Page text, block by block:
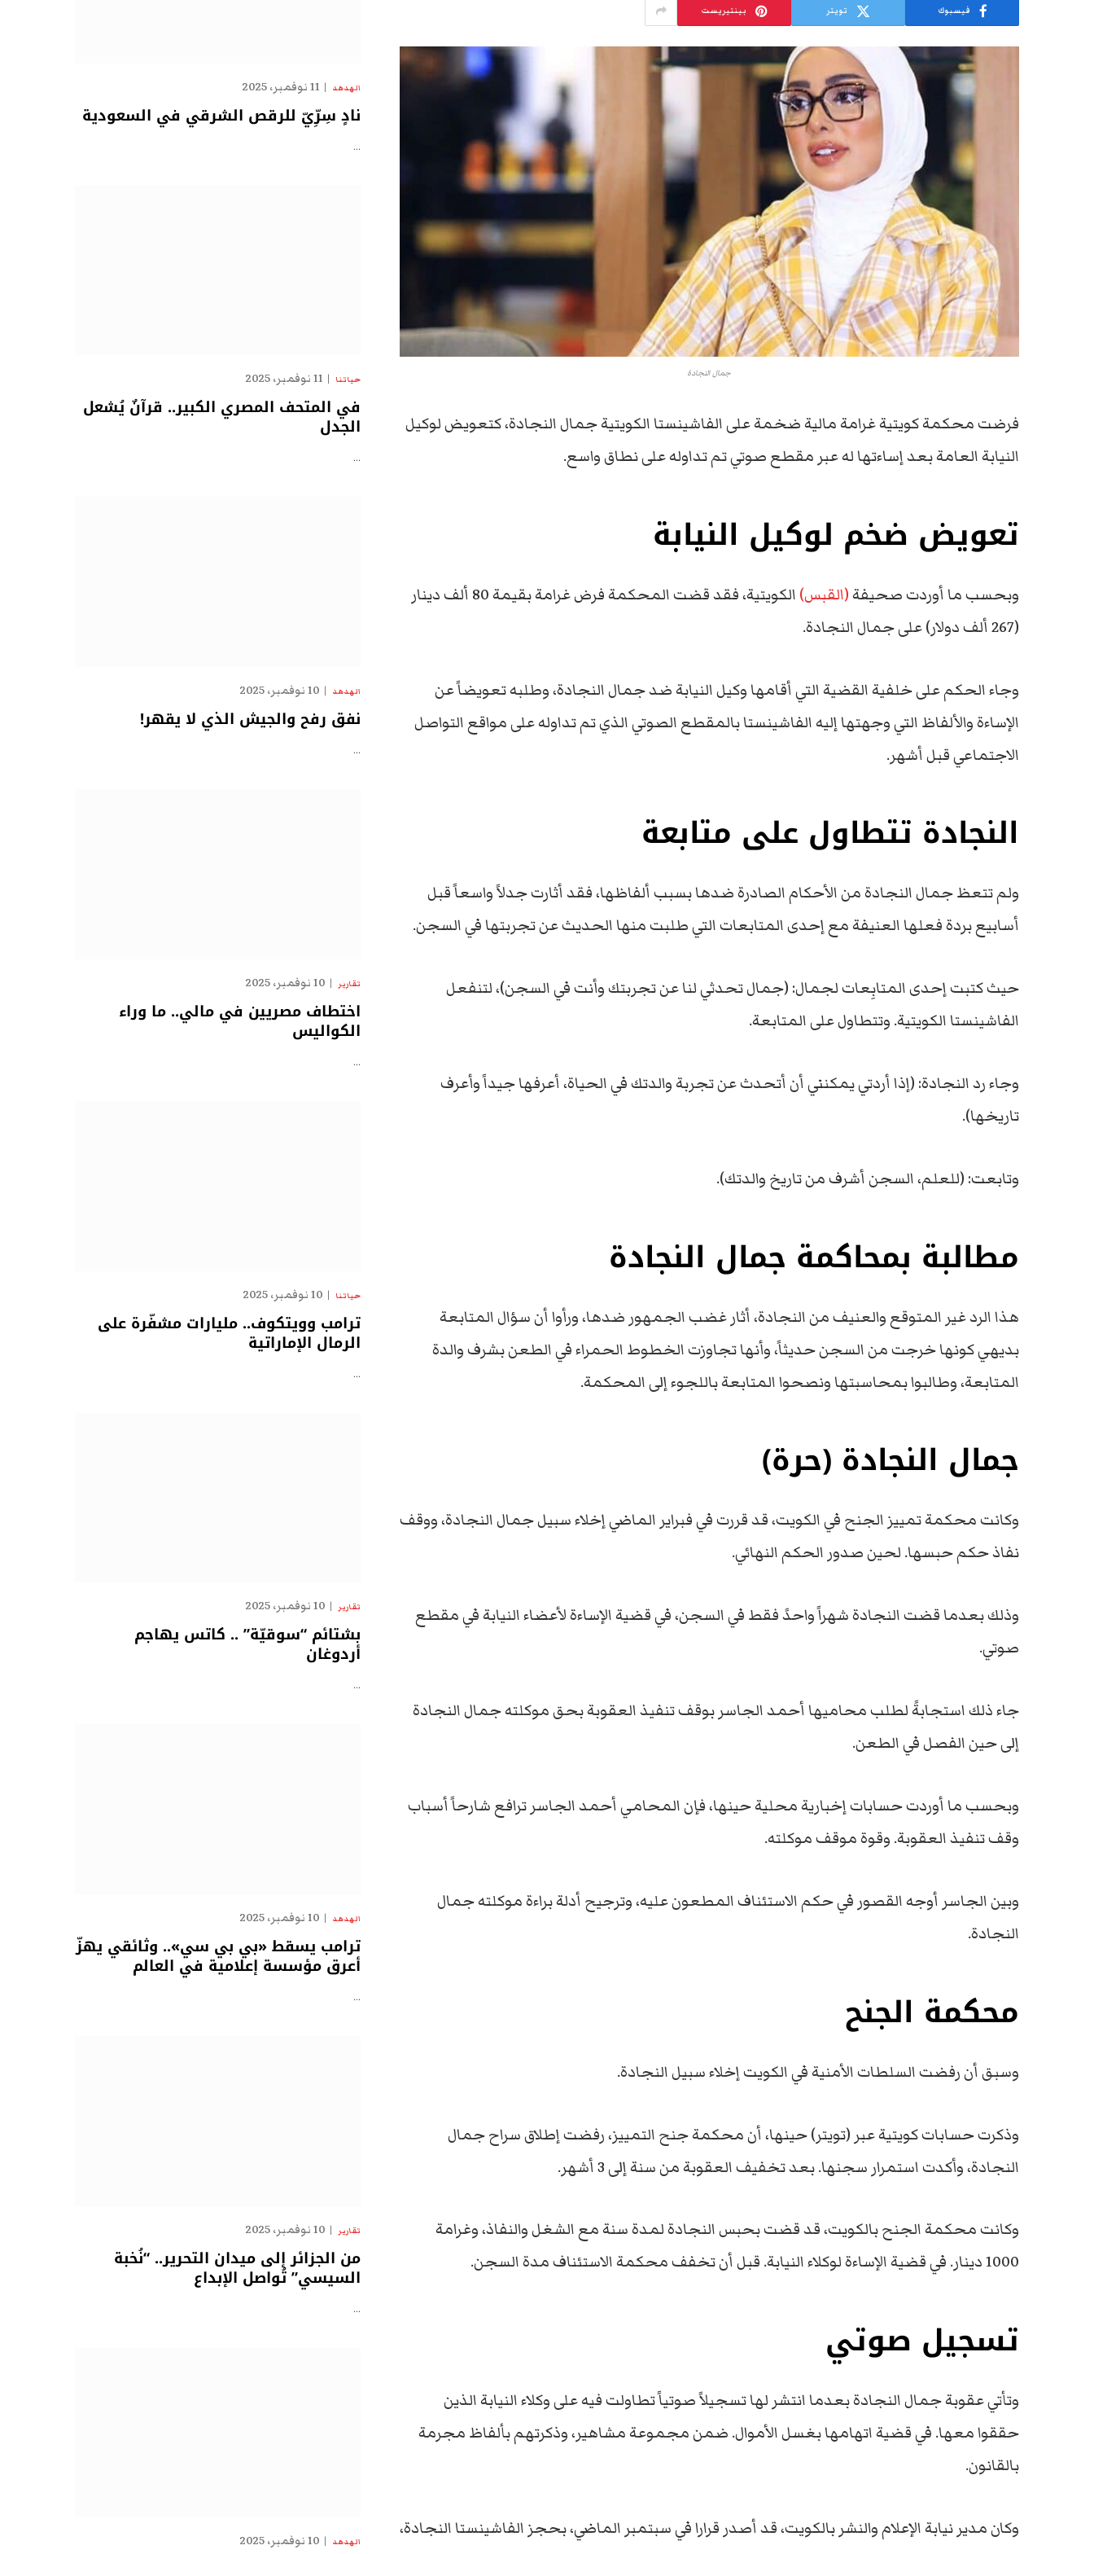
فيسبوك تويتر بينتيريست
جمال النجادة
فرضت محكمة كويتية غرامة مالية ضخمة على الفاشينستا الكويتية جمال النجادة، كتعويض لوكيل
النيابة العامة بعد إساءتها له عبر مقطع صوتي تم تداوله على نطاق واسع.
تعويض ضخم لوكيل النيابة
وبحسب ما أوردت صحيفة(القبس)
الكويتية، فقد قضت المحكمة فرض غرامة بقيمة 80 ألف دينار
(267 ألف دولار) على جمال النجادة.
وجاء الحكم على خلفية القضية التي أقامها وكيل النيابة ضد جمال النجادة، وطلبه تعويضاً عن
الإساءة والألفاظ التي وجهتها إليه الفاشينستا بالمقطع الصوتي الذي تم تداوله على مواقع التواصل
الاجتماعي قبل أشهر.
النجادة تتطاول على متابعة
ولم تتعظ جمال النجادة من الأحكام الصادرة ضدها بسبب ألفاظها، فقد أثارت جدلاً واسعاً قبل
أسابيع بردة فعلها العنيفة مع إحدى المتابعات التي طلبت منها الحديث عن تجربتها في السجن.
حيث كتبت إحدى المتابِعات لجمال: (جمال تحدثي لنا عن تجربتك وأنت في السجن)، لتنفعل
الفاشينستا الكويتية. وتتطاول على المتابعة.
وجاء رد النجادة: (إذا أردتي يمكنني أن أتحدث عن تجربة والدتك في الحياة، أعرفها جيداً وأعرف
تاريخها).
وتابعت: (للعلم، السجن أشرف من تاريخ والدتك).
مطالبة بمحاكمة جمال النجادة
هذا الرد غير المتوقع والعنيف من النجادة، أثار غضب الجمهور ضدها، ورأوا أن سؤال المتابعة
بديهي كونها خرجت من السجن حديثاً، وأنها تجاوزت الخطوط الحمراء في الطعن بشرف والدة
المتابعة، وطالبوا بمحاسبتها ونصحوا المتابعة باللجوء إلى المحكمة.
جمال النجادة (حرة)
وكانت محكمة تمييز الجنح في الكويت، قد قررت في فبراير الماضي إخلاء سبيل جمال النجادة، ووقف
نفاذ حكم حبسها. لحين صدور الحكم النهائي.
وذلك بعدما قضت النجادة شهراً واحدً فقط في السجن، في قضية الإساءة لأعضاء النيابة في مقطع
صوتي.
جاء ذلك استجابةً لطلب محاميها أحمد الجاسر بوقف تنفيذ العقوبة بحق موكلته جمال النجادة
إلى حين الفصل في الطعن.
وبحسب ما أوردت حسابات إخبارية محلية حينها، فإن المحامي أحمد الجاسر ترافع شارحاً أسباب
وقف تنفيذ العقوبة. وقوة موقف موكلته.
وبين الجاسر أوجه القصور في حكم الاستئناف المطعون عليه، وترجيح أدلة براءة موكلته جمال
النجادة.
محكمة الجنح
وسبق أن رفضت السلطات الأمنية في الكويت إخلاء سبيل النجادة.
وذكرت حسابات كويتية عبر (تويتر) حينها، أن محكمة جنح التمييز، رفضت إطلاق سراح جمال
النجادة، وأكدت استمرار سجنها. بعد تخفيف العقوبة من سنة إلى 3 أشهر.
وكانت محكمة الجنح بالكويت، قد قضت بحبس النجادة لمدة سنة مع الشغل والنفاذ، وغرامة
1000 دينار. في قضية الإساءة لوكلاء النيابة. قبل أن تخفف محكمة الاستئناف مدة السجن.
تسجيل صوتي
وتأتي عقوبة جمال النجادة بعدما انتشر لها تسجيلاً صوتياً تطاولت فيه على وكلاء النيابة الذين
حققوا معها. في قضية اتهامها بغسل الأموال. ضمن مجموعة مشاهير، وذكرتهم بألفاظ مجرمة
بالقانون.
وكان مدير نيابة الإعلام والنشر بالكويت، قد أصدر قرارا في سبتمبر الماضي، بحجز الفاشينستا النجادة،
الهدهد 11 نوفمبر، 2025
نادٍ سِرِّيّ للرقص الشرقي في السعودية
…
حياتنا 11 نوفمبر، 2025
في المتحف المصري الكبير.. قرآنٌ يُشعل
الجدل
…
الهدهد 10 نوفمبر، 2025
نفق رفح والجيش الذي لا يقهر!
…
تقارير 10 نوفمبر، 2025
اختطاف مصريين في مالي.. ما وراء
الكواليس
…
حياتنا 10 نوفمبر، 2025
ترامب وويتكوف.. مليارات مشفّرة على
الرمال الإماراتية
…
تقارير 10 نوفمبر، 2025
بشتائم “سوقيّة” .. كاتس يهاجم
أردوغان
…
الهدهد 10 نوفمبر، 2025
ترامب يسقط «بي بي سي».. وثائقي يهزّ
أعرق مؤسسة إعلامية في العالم
…
تقارير 10 نوفمبر، 2025
من الجزائر إلى ميدان التحرير.. “نُخبة
السيسي” تُواصل الإبداع
…
الهدهد 10 نوفمبر، 2025